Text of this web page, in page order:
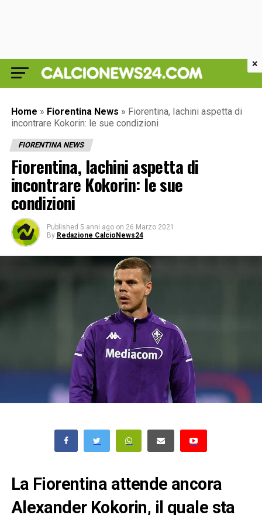
Home » Fiorentina News » Fiorentina, Iachini aspetta di
incontrare Kokorin: le sue condizioni
FIORENTINA NEWS
Fiorentina, Iachini aspetta di
incontrare Kokorin: le sue
condizioni
Published 5 anni ago on 26 Marzo 2021
By Redazione CalcioNews24
La Fiorentina attende ancora
Alexander Kokorin, il quale sta
×